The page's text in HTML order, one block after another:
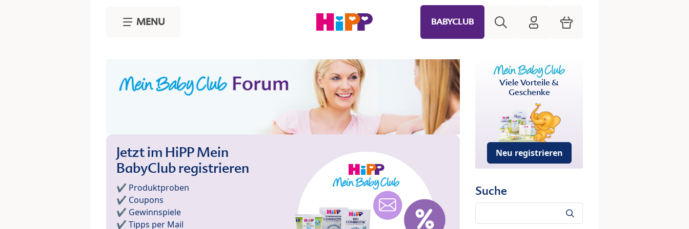
MENU BABYCLUB HiPP Mein Babyclub
Warenkorb
Jetzt im HiPP Mein
BabyClub registrieren
✔️ Produktproben
✔️ Coupons
✔️ Gewinnspiele
✔️ Tipps per Mail
Viele Vorteile &
Geschenke
Neu registrieren
Suche